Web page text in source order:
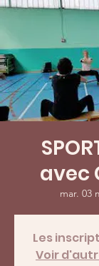
avec
mar. 03
Les
Voir